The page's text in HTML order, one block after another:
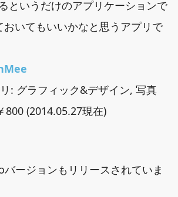
というだけのアプリケーションで
おいてもいいかなと思うアプリで
: グラフィック&デザイン, 写真
800 (2014.05.27現在)
バージョンもリリースされていま